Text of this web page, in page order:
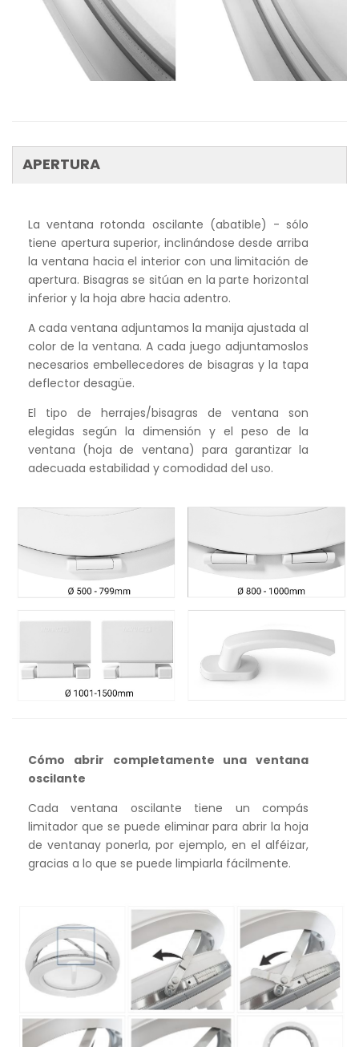
APERTURA
La ventana rotonda oscilante (abatible) - sólo
tiene apertura superior, inclinándose desde arriba
la ventana hacia el interior con una limitación de
apertura. Bisagras se sitúan en la parte horizontal
inferior y la hoja abre hacia adentro.
A cada ventana adjuntamos la manija ajustada al
color de la ventana. A cada juego adjuntamoslos
necesarios embellecedores de bisagras y la tapa
deflector desagüe.
El tipo de herrajes/bisagras de ventana son
elegidas según la dimensión y el peso de la
ventana (hoja de ventana) para garantizar la
adecuada estabilidad y comodidad del uso.
Cómo abrir completamente una ventana
oscilante
Cada ventana oscilante tiene un compás
limitador que se puede eliminar para abrir la hoja
de ventanay ponerla, por ejemplo, en el alféizar,
gracias a lo que se puede limpiarla fácilmente.